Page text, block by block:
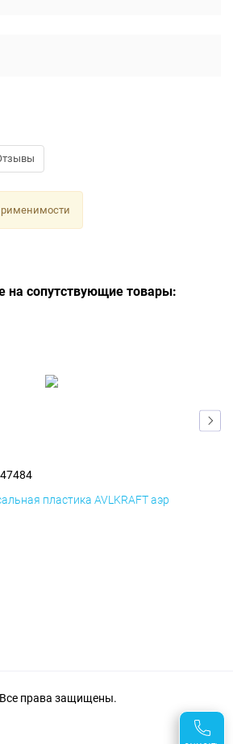
на сопутствующие товары:
пластика AVLKRAFT аэр
права защищены.